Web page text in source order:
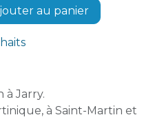
au panier
à Jarry.
à Saint-Martin et